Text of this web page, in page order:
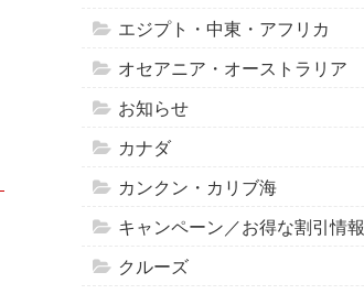
エジプト・中東・アフリカ
オセアニア・オーストラリア
お知らせ
カナダ
カンクン・カリブ海
キャンペーン／お得な割引情報
クルーズ